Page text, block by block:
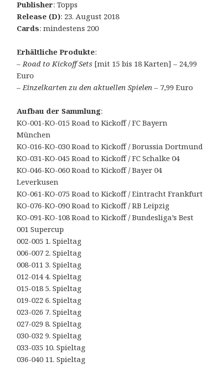
Publisher: Topps
Release (D): 23. August 2018
Cards: mindestens 200
Erhältliche Produkte:
–Road to Kickoff Sets [mit 15 bis 18 Karten] – 24,99
Euro
–Einzelkarten zu den aktuellen Spielen – 7,99 Euro
Aufbau der Sammlung:
KO-001-KO-015 Road to Kickoff / FC Bayern
München
KO-016-KO-030 Road to Kickoff / Borussia Dortmund
KO-031-KO-045 Road to Kickoff / FC Schalke 04
KO-046-KO-060 Road to Kickoff / Bayer 04
Leverkusen
KO-061-KO-075 Road to Kickoff / Eintracht Frankfurt
KO-076-KO-090 Road to Kickoff / RB Leipzig
KO-091-KO-108 Road to Kickoff / Bundesliga’s Best
001 Supercup
002-005 1. Spieltag
006-007 2. Spieltag
008-011 3. Spieltag
012-014 4. Spieltag
015-018 5. Spieltag
019-022 6. Spieltag
023-026 7. Spieltag
027-029 8. Spieltag
030-032 9. Spieltag
033-035 10. Spieltag
036-040 11. Spieltag